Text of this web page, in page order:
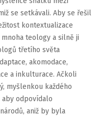
se setkávali. Aby se řešil
kontextualizace
teology a silně ji
třetího světa
akomodace,
a inkulturace. Ačkoli
myšlenkou každého
odpovídalo
aniž by byla